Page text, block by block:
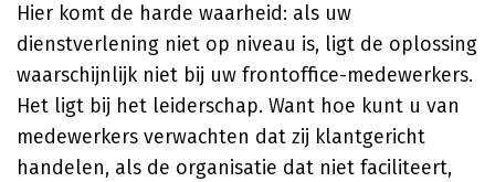
Hier komt de harde waarheid: als uw
dienstverlening niet op niveau is, ligt de oplossing
waarschijnlijk niet bij uw frontoffice-medewerkers.
Het ligt bij het leiderschap. Want hoe kunt u van
medewerkers verwachten dat zij klantgericht
handelen, als de organisatie dat niet faciliteert,